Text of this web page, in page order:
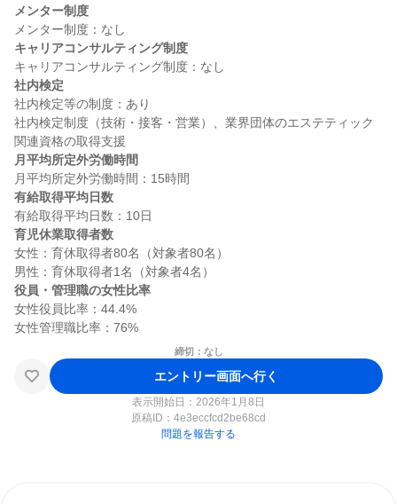
メンター制度
キャリアコンサルティング制度
社内検定
社内検定等の制度：あり
社内検定制度（技術・接客・営業）、業界団体のエステティック
月平均所定外労働時間
有給取得平均日数
育児休業取得者数
女性：育休取得者80名（対象者80名）
役員・管理職の女性比率
女性役員比率：44.4%
締切：なし
エントリー画面へ行く
表示開始日：2026年1月8日
原稿ID： 4e3eccfcd2be68cd
問題を報告する